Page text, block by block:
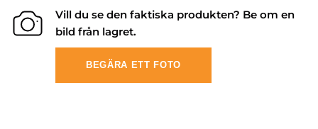
Vill du se den faktiska produkten? Be om en
bild från lagret.
BEGÄRA ETT FOTO